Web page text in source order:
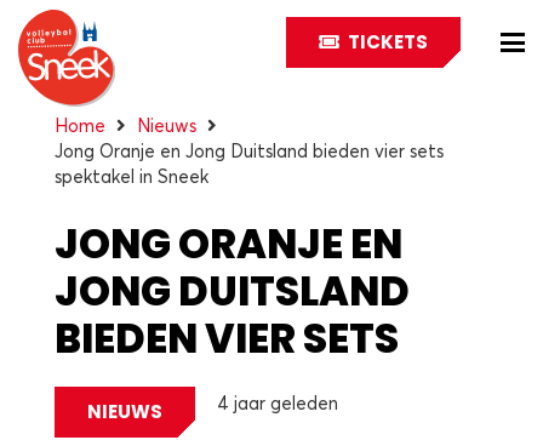
TICKETS
Home
Nieuws
Jong Oranje en Jong Duitsland bieden vier sets
spektakel in Sneek
JONG ORANJE EN
JONG DUITSLAND
BIEDEN VIER SETS
SPEKTAKEL IN SNEEK
NIEUWS 4 jaar geleden